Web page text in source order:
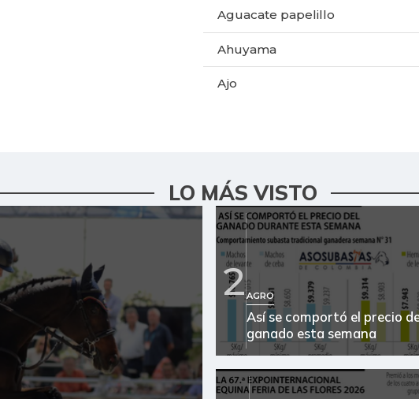
Aguacate papelillo
Ahuyama
Ajo
Alas de pollo sin costillar
Apio
Arroz de primera
Arroz de segunda
Arroz excelso
Arveja verde seca
Atún en lata
LO MÁS VISTO
2AGRO
Así se comportó el precio
ganado esta semana